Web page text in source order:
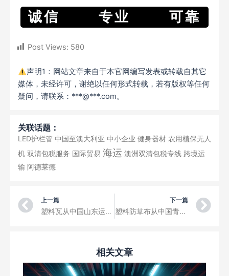
诚信 专业 可靠
Post Views: 580
声明1：网站文章来自于本官网编写发表或转载自其它
媒体，未经许可，谢绝以任何形式转载，若有版权等任何
疑问，请联系：***@***.com。
关联话题：
LED护栏管 中国至澳大利亚 中小企业 健身器材 农用植保无人
机 双清包税服务 国际贸易 海运 澳洲双清包税专线 跨境运
输 阿德莱德
Prev
上一篇
塑料瓦从中国山东运输到加拿大Saskatoon，加拿大海运整柜双清专线运输装修材料
下一篇
塑料防草布从中国青岛海运到英国Liverpool，英国海运双清专线运输建筑材料
相关文章